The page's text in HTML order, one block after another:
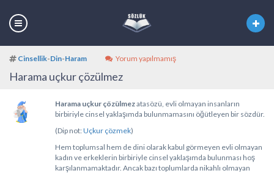
Cinsellik-Din-Haram Yorum yapılmamış
Harama uçkur çözülmez
Harama uçkur çözülmezatasözü, evli olmayan insanların
birbiriyle cinsel yaklaşımda bulunmamasını öğütleyen bir sözdür.
(Dip not:Uçkur çözmek)
Hem toplumsal hem de dini olarak kabul görmeyen evli olmayan
kadın ve erkeklerin birbiriyle cinsel yaklaşımda bulunması hoş
karşılanmamaktadır. Ancak bazı toplumlarda nikahlı olmayan